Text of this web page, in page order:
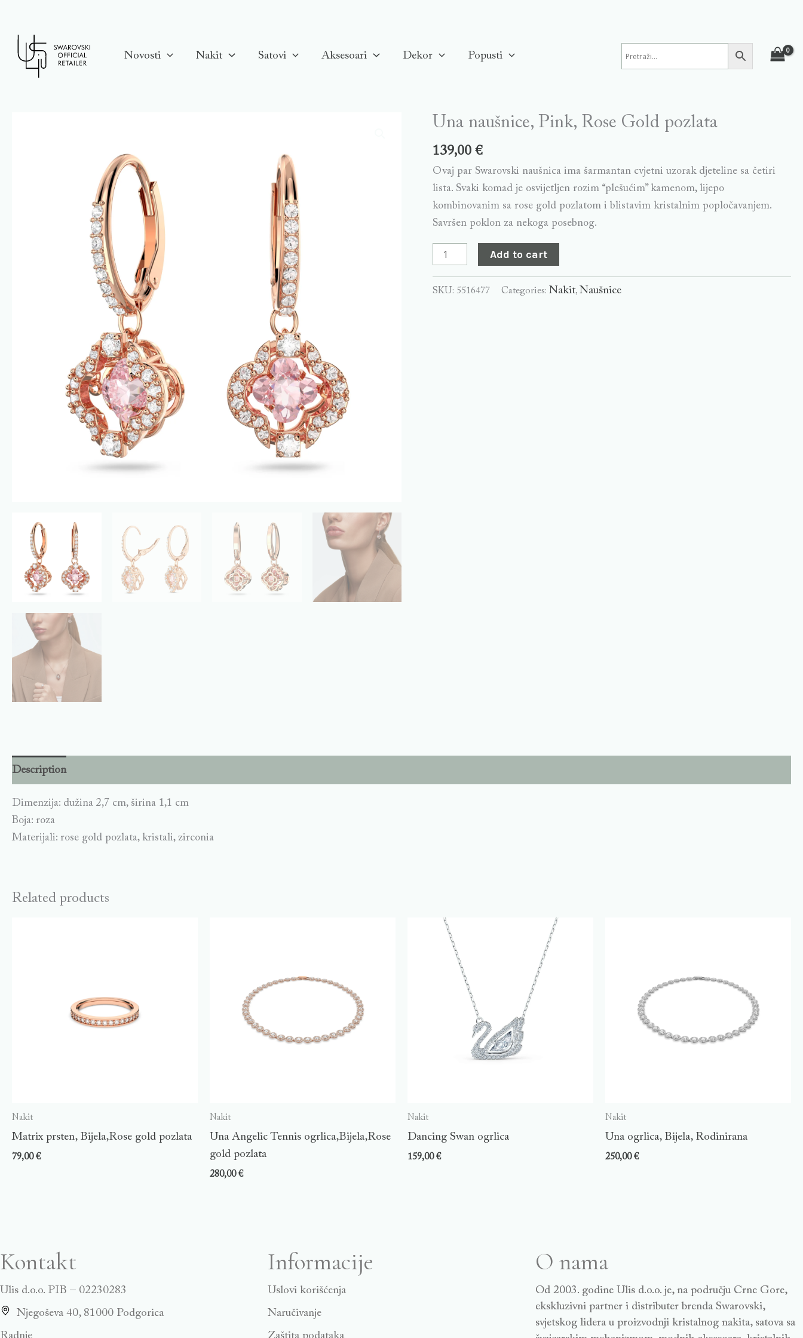
content
Novosti
Nakit Satovi Aksesoari Dekor Popusti
Una naušnice, Pink, Rose Gold pozlata
139,00€
Ovaj par Swarovski naušnica ima šarmantan cvjetni uzorak djeteline sa četiri
lista. Svaki komad je osvijetljen rozim “plešućim” kamenom, lijepo
kombinovanim sa rose gold pozlatom i blistavim kristalnim popločavanjem.
Savršen poklon za nekoga posebnog.
Una
Pink,
Rose
Gold
pozlata
quantity
Add to cart
SKU: 5516477 Categories:Nakit,Naušnice
Description
Dimenzija: dužina 2,7 cm, širina 1,1 cm
Boja: roza
Materijali: rose gold pozlata, kristali, zirconia
Related products
Nakit
Matrix prsten, Bijela,Rose gold pozlata
79,00€
Nakit
Una Angelic Tennis ogrlica,Bijela,Rose
gold pozlata
280,00€
Nakit
Dancing Swan ogrlica
159,00€
Nakit
Una ogrlica, Bijela, Rodinirana
250,00€
Kontakt
Ulis d.o.o. PIB – 02230283
Njegoševa 40, 81000 Podgorica
Informacije
Uslovi korišćenja
Naručivanje
O nama
Od 2003. godine Ulis d.o.o. je, na području Crne Gore,
ekskluzivni partner i distributer brenda Swarovski,
svjetskog lidera u proizvodnji kristalnog nakita, satova sa